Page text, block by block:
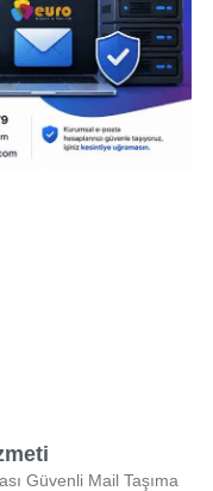
Güvenli Mail Taşıma